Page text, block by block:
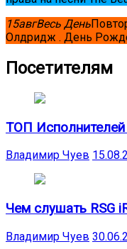
15авгВесь День
Олдридж . День
Посетителям
ТОП Исполнителей
Владимир Чуев
Чем слушать RSG
Владимир Чуев